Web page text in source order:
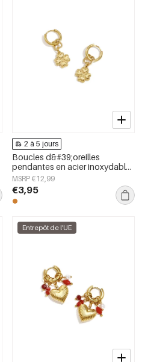
2 à 5 jours
Boucles d&#39;oreilles
pendantes en acier inoxydable,
motif trèfle, collection Daily
Simple, bijoux pour femmes
MSRP €12,99
€3,95
Entrepôt de l'UE